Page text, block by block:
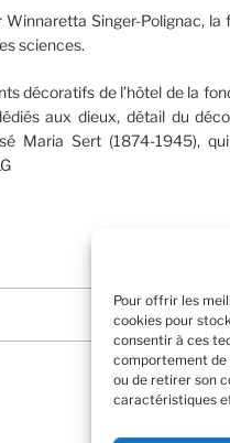
Pour offrir les
cookies pour
consentir à ces
comportement de
ou de retirer son
caractéristiques
Winnaretta Singer-Polignac,
sciences.
décoratifs de l’hôtel de la
aux dieux, détail du
Maria Sert (1874-1945),